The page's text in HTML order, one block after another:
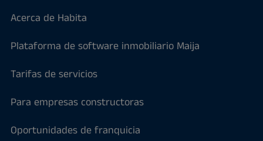
Acerca de Habita
Plataforma de software inmobiliario Maija
Tarifas de servicios
Para empresas constructoras
Oportunidades de franquicia